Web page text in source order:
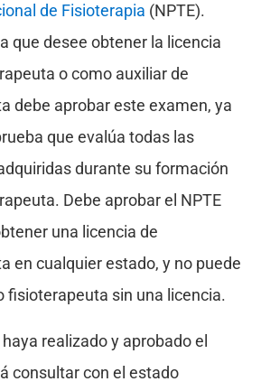
de Fisioterapia (NPTE).
que desee obtener la licencia
o como auxiliar de
debe aprobar este examen, ya
que evalúa todas las
durante su formación
Debe aprobar el NPTE
una licencia de
en cualquier estado, y no puede
fisioterapeuta sin una licencia.
realizado y aprobado el
consultar con el estado